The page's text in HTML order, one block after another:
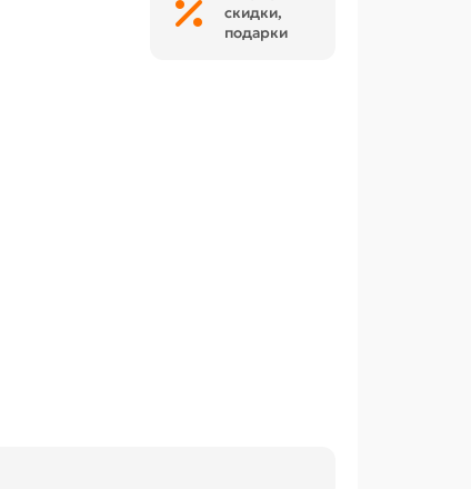
скидки,
подарки